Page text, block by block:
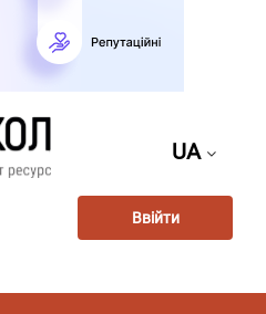
UA
Ввійти